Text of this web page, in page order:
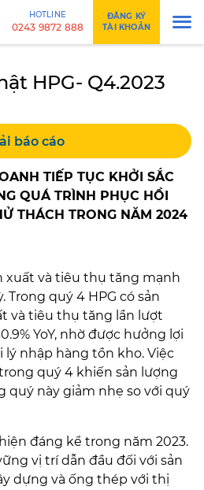
HOTLINE
0243 9872 888
ĐĂNG KÝ
TÀI KHOẢN
HPG- Q4.2023
báo cáo
TIẾP TỤC KHỞI SẮC
QUÁ TRÌNH PHỤC HỒI
THÁCH TRONG NĂM 2024
xuất và tiêu thụ tăng mạnh
Trong quý 4 HPG có sản
và tiêu thụ tăng lần lượt
YoY, nhờ được hưởng lợi
lý nhập hàng tồn kho. Việc
quý 4 khiến sản lượng
quý này giảm nhẹ so với quý
đáng kể trong năm 2023.
vị trí dẫn đầu đối với sản
dựng và ống thép với thị